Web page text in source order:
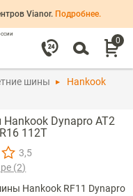
Vianor. Подробнее.
0
шины
Hankook
Dynapro AT2
112T
3,5
(2)
Hankook RF11 Dynapro